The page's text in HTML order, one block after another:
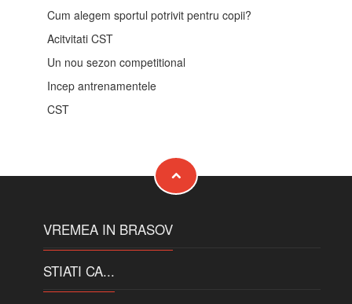
Cum alegem sportul potrivit pentru copii?
Acitvitati CST
Un nou sezon competitional
Incep antrenamentele
CST
VREMEA IN BRASOV
STIATI CA...